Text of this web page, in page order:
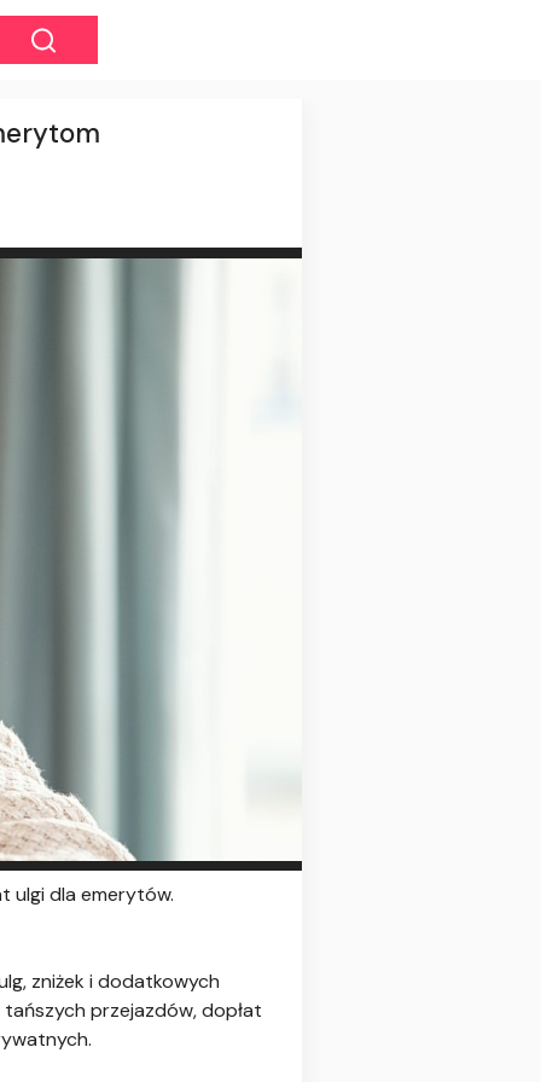
ulgi dla emerytów.
zniżek i dodatkowych
przejazdów, dopłat